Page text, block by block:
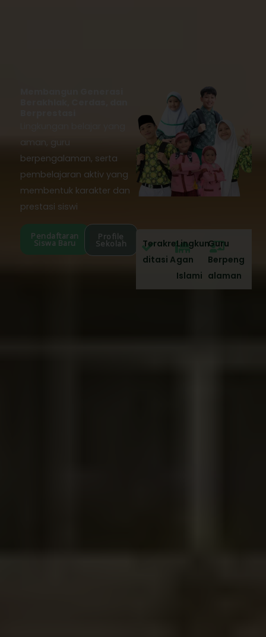
aman, guru
berpengalaman, serta
pembelajaran aktiv yang
membentuk karakter dan
prestasi siswi
Pendaftaran
Siswa Baru
Profile
Sekolah
Terakre
ditasi A
Lingkun
gan
Islami
Guru
Berpeng
alaman